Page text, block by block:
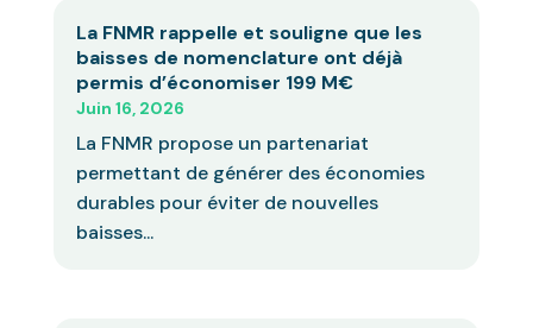
La FNMR rappelle et souligne que les
baisses de nomenclature ont déjà
permis d’économiser 199 M€
Juin 16, 2026
La FNMR propose un partenariat
permettant de générer des économies
durables pour éviter de nouvelles
baisses...